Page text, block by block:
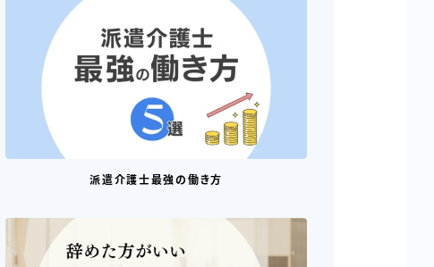
派遣介護士最強の働き方